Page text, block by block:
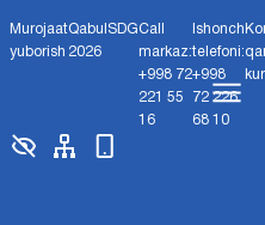
Murojaat
yuborish
Qabul
2026
SDGCall
markaz:
+998 72
221 55
16
Ishonch
telefoni:
+998
72 226
68 10